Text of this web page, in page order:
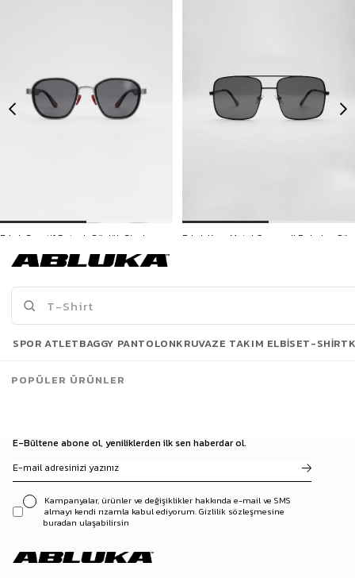
Erkek Sportif Detaylı Gözlük Siyah
599,90 TL
Son Bakılanlar
E-Bültene abone ol, yeniliklerden ilk sen haberdar ol.
Kampanyalar, ürünler ve değişiklikler hakkında e-mail ve SMS
almayı kendi rızamla kabul ediyorum. Gizlilik sözleşmesine
buradan ulaşabilirsin
SPOR ATLETBAGGY PANTOLONKRUVAZE TAKIM ELBISET-SHIRT
POPÜLER ÜRÜNLER